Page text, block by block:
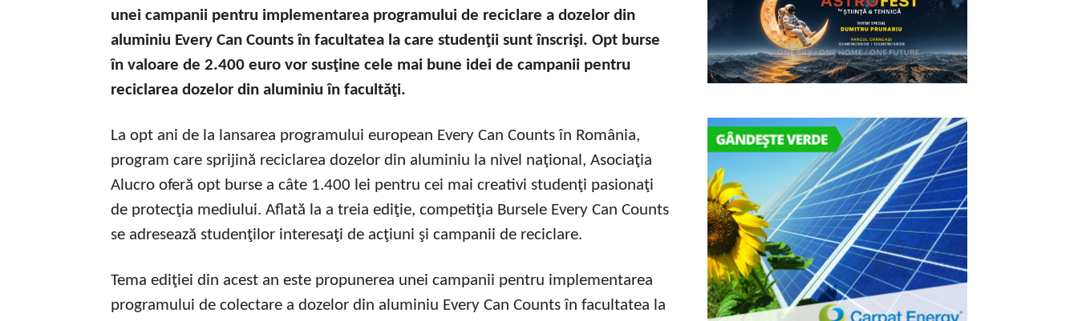
unei campanii pentru implementarea programului de reciclare a dozelor din
aluminiu Every Can Counts în facultatea la care studenţii sunt înscrişi. Opt burse
în valoare de 2.400 euro vor susţine cele mai bune idei de campanii pentru
reciclarea dozelor din aluminiu în facultăţi.
La opt ani de la lansarea programului european Every Can Counts în România,
program care sprijină reciclarea dozelor din aluminiu la nivel naţional, Asociaţia
Alucro oferă opt burse a câte 1.400 lei pentru cei mai creativi studenţi pasionaţi
de protecţia mediului. Aflată la a treia ediţie, competiţia Bursele Every Can Counts
se adresează studenţilor interesaţi de acţiuni şi campanii de reciclare.
Tema ediţiei din acest an este propunerea unei campanii pentru implementarea
programului de colectare a dozelor din aluminiu Every Can Counts în facultatea la